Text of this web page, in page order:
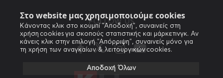
Στο website μας χρησιμοποιούμε cookies
Κάνοντας κλικ στο κουμπί "Αποδοχή", συναινείς στη
χρήση cookies για σκοπούς στατιστικής και μάρκετινγκ. Αν
κάνεις κλικ στην επιλογή "Απόρριψη", συναινείς μόνο για
τη χρήση των αναγκαίων & λειτουργικών cookies.
Αποδοχή Όλων
FOLLOW US